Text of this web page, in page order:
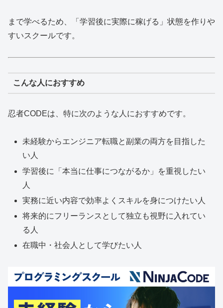
まで学べるため、「学習後に実際に稼げる」状態を作りや
すいスクールです。
こんな人におすすめ
忍者CODEは、特に次のような人におすすめです。
未経験からエンジニア転職と副業の両方を目指した
い人
学習後に「本当に仕事につながるか」を重視したい
人
実務に近い内容で効率よくスキルを身につけたい人
将来的にフリーランスとして独立も視野に入れてい
る人
在職中・社会人として学びたい人